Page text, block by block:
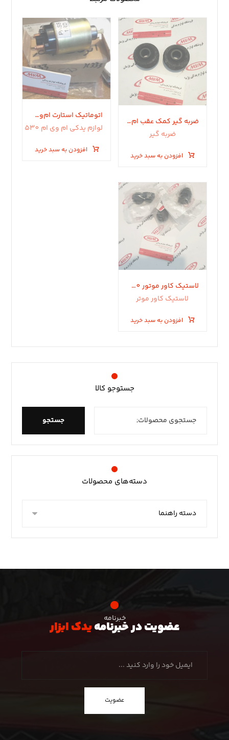
ضربه گیر کمک عقب ام وی ام ۵۵٠ .۵٣٠
ضربه گیر
افزودن به سبد خرید
اتوماتیک استارت ام‌وی‌ام 530 – 550 – X33s – x33
لوازم یدکی ام وی ام 530
افزودن به سبد خرید
لاستیک کاور موتور ۵٣٠.۵۵٠ .x33.x33new
لاستیک کاور موتر
افزودن به سبد خرید
جستوجو کالا
جستجو
دسته‌های محصولات
خبرنامه
عضویت در خبرنامهیدک ابزار
عضویت